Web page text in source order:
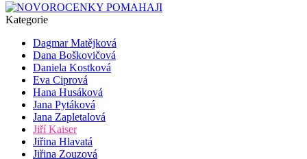
Kategorie
Dagmar Matějková
Dana Boškovičová
Daniela Kostková
Eva Ciprová
Hana Husáková
Jana Pytáková
Jana Zapletalová
Jiří Kaiser
Jiřina Hlavatá
Jiřina Zouzová